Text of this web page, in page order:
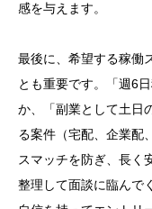
感を与えます。
最後に、希望する稼働
とも重要です。「週6
か、「副業として土日
る案件（宅配、企業配
スマッチを防ぎ、長く
整理して面談に臨んで